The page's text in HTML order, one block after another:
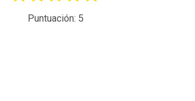
Puntuación: 5